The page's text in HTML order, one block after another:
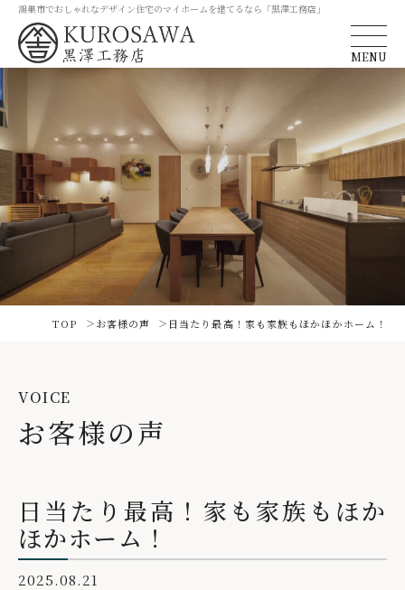
鴻巣市でおしゃれなデザイン住宅のマイホームを建てるなら「黒澤工務店」
MENU
TOP お客様の声 日当たり最高！家も家族もほかほかホーム！
VOICE
お客様の声
日当たり最高！家も家族もほか
ほかホーム！
2025.08.21